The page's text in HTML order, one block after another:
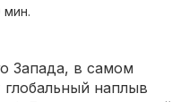
мин.
Запада, в самом
наплыв